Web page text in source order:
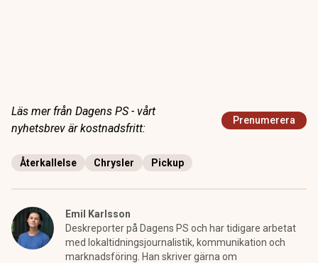
Läs mer från Dagens PS - vårt
nyhetsbrev är kostnadsfritt:
Prenumerera
Återkallelse Chrysler Pickup
Emil Karlsson
Deskreporter på Dagens PS och har tidigare arbetat
med lokaltidningsjournalistik, kommunikation och
marknadsföring. Han skriver gärna om